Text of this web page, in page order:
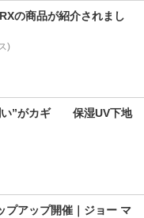
の商品が紹介されまし
)
”がカギ　　保湿UV下地
プアップ開催｜ジョー マ